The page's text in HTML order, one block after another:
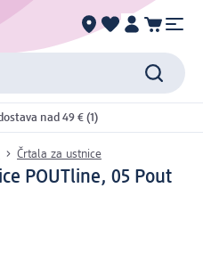
nad 49 € (1)
Črtala za ustnice
POUTline, 05 Pout